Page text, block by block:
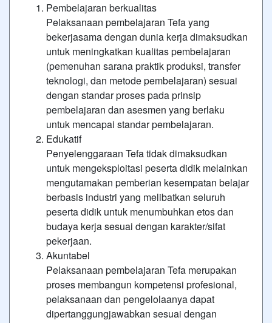
Pembelajaran berkualitas
Pelaksanaan pembelajaran Tefa yang
bekerjasama dengan dunia kerja dimaksudkan
untuk meningkatkan kualitas pembelajaran
(pemenuhan sarana praktik produksi, transfer
teknologi, dan metode pembelajaran) sesuai
dengan standar proses pada prinsip
pembelajaran dan asesmen yang berlaku
untuk mencapai standar pembelajaran.
Edukatif
Penyelenggaraan Tefa tidak dimaksudkan
untuk mengeksploitasi peserta didik melainkan
mengutamakan pemberian kesempatan belajar
berbasis industri yang melibatkan seluruh
peserta didik untuk menumbuhkan etos dan
budaya kerja sesuai dengan karakter/sifat
pekerjaan.
Akuntabel
Pelaksanaan pembelajaran Tefa merupakan
proses membangun kompetensi profesional,
pelaksanaan dan pengelolaanya dapat
dipertanggungjawabkan sesuai dengan